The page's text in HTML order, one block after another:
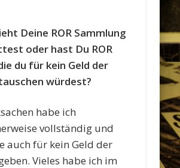
Deine ROR Sammlung
oder hast Du ROR
du für kein Geld der
würdest?
habe ich
vollständig und
auch für kein Geld der
Vieles habe ich im